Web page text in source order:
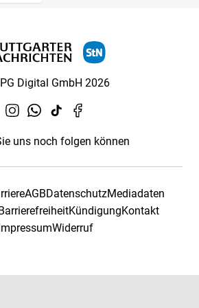
Digital GmbH 2026
uns noch folgen können
AGBDatenschutzMediadaten
KündigungKontakt
Widerruf